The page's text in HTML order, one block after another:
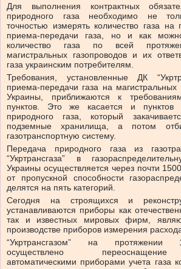
Для выполнения контрактных
природного газа необходимо не
точностью измерять количество газа на
приема-передачи газа, но и как
количество газа по всей
магистральных газопроводов и их
газа украинским потребителям.
Требования, установленные ДК
приема-передачи газа на магистральных
Украины, приближаются к
пунктов. Это же касается и пунктов
природного газа, который
подземные хранилища, а потом
газотранспортную систему.
Передача природного газа из
“Укртрансгаза” в
Украины осуществляется через почти
от пропускной способности
делятся на пять категорий.
Сегодня на строящихся и
устанавливаются приборы как
так и известных мировых фирм,
производстве приборов измерения
“Укртрансгазом” на протяжении
осуществлено
автоматическими приборами учета газа